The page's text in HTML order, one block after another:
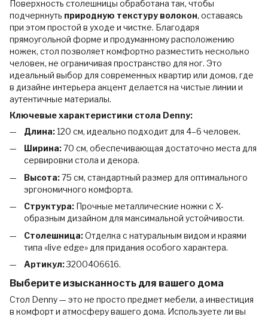
Поверхность столешницы обработана так, чтобы
подчеркнуть природную текстуру волокон, оставаясь
при этом простой в уходе и чистке. Благодаря
прямоугольной форме и продуманному расположению
ножек, стол позволяет комфортно разместить несколько
человек, не ограничивая пространство для ног. Это
идеальный выбор для современных квартир или домов, где
в дизайне интерьера акцент делается на чистые линии и
аутентичные материалы.
Ключевые характеристики стола Denny:
Длина:120 см, идеально подходит для 4–6 человек.
Ширина:70 см, обеспечивающая достаточно места для
сервировки стола и декора.
Высота:75 см, стандартный размер для оптимального
эргономичного комфорта.
Структура: Прочные металлические ножки с X-
образным дизайном для максимальной устойчивости.
Столешница:Отделка с натуральным видом и краями
типа «live edge» для придания особого характера.
Артикул:3200406616.
Выберите изысканность для вашего дома
Стол Denny — это не просто предмет мебели, а инвестиция
в комфорт и атмосферу вашего дома. Используете ли вы